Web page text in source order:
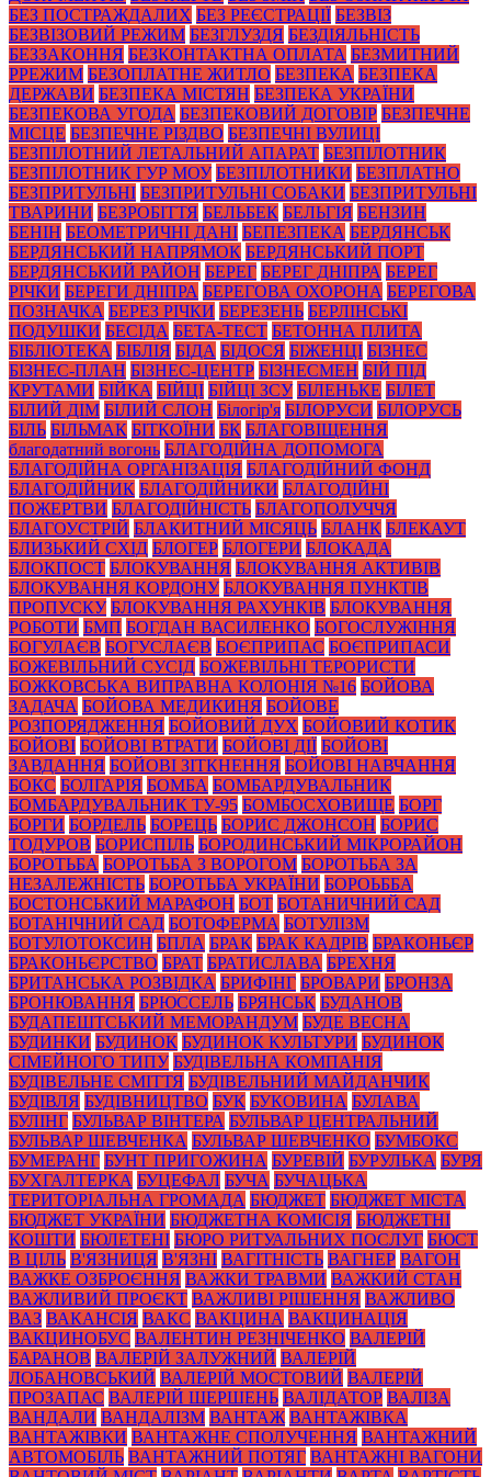
БЕЗ ПОСТРАЖДАЛИХ БЕЗ РЕЄСТРАЦІЇ БЕЗВІЗ
БЕЗВІЗОВИЙ РЕЖИМ БЕЗГЛУЗДЯ БЕЗДІЯЛЬНІСТЬ
БЕЗЗАКОННЯ БЕЗКОНТАКТНА ОПЛАТА БЕЗМИТНИЙ
РРЕЖИМ БЕЗОПЛАТНЕ ЖИТЛО БЕЗПЕКА БЕЗПЕКА
ДЕРЖАВИ БЕЗПЕКА МІСТЯН БЕЗПЕКА УКРАЇНИ
БЕЗПЕКОВА УГОДА БЕЗПЕКОВИЙ ДОГОВІР БЕЗПЕЧНЕ
МІСЦЕ БЕЗПЕЧНЕ РІЗДВО БЕЗПЕЧНІ ВУЛИЦІ
БЕЗПІЛОТНИЙ ЛЕТАЛЬНИЙ АПАРАТ БЕЗПІЛОТНИК
БЕЗПІЛОТНИК ГУР МОУ БЕЗПІЛОТНИКИ БЕЗПЛАТНО
БЕЗПРИТУЛЬНІ БЕЗПРИТУЛЬНІ СОБАКИ БЕЗПРИТУЛЬНІ
ТВАРИНИ БЕЗРОБІТТЯ БЕЛЬБЕК БЕЛЬГІЯ БЕНЗИН
БЕНІН БЕОМЕТРИЧНІ ДАНІ БЕПЕЗПЕКА БЕРДЯНСЬК
БЕРДЯНСЬКИЙ НАПРЯМОК БЕРДЯНСЬКИЙ ПОРТ
БЕРДЯНСЬКИЙ РАЙОН БЕРЕГ БЕРЕГ ДНІПРА БЕРЕГ
РІЧКИ БЕРЕГИ ДНІПРА БЕРЕГОВА ОХОРОНА БЕРЕГОВА
ПОЗНАЧКА БЕРЕЗ РІЧКИ БЕРЕЗЕНЬ БЕРЛІНСЬКІ
ПОДУШКИ БЕСІДА БЕТА-ТЕСТ БЕТОННА ПЛИТА
БІБЛІОТЕКА БІБЛІЯ БІДА БІДОСЯ БІЖЕНЦІ БІЗНЕС
БІЗНЕС-ПЛАН БІЗНЕС-ЦЕНТР БІЗНЕСМЕН БІЙ ПІД
КРУТАМИ БІЙКА БІЙЦІ БІЙЦІ ЗСУ БІЛЕНЬКЕ БІЛЕТ
БІЛИЙ ДІМ БІЛИЙ СЛОН Білогір'я БІЛОРУСИ БІЛОРУСЬ
БІЛЬ БІЛЬМАК БІТКОЇНИ БК БЛАГОВІЩЕННЯ
благодатний вогонь БЛАГОДІЙНА ДОПОМОГА
БЛАГОДІЙНА ОРГАНІЗАЦІЯ БЛАГОДІЙНИЙ ФОНД
БЛАГОДІЙНИК БЛАГОДІЙНИКИ БЛАГОДІЙНІ
ПОЖЕРТВИ БЛАГОДІЙНІСТЬ БЛАГОПОЛУЧЧЯ
БЛАГОУСТРІЙ БЛАКИТНИЙ МІСЯЦЬ БЛАНК БЛЕКАУТ
БЛИЗЬКИЙ СХІД БЛОГЕР БЛОГЕРИ БЛОКАДА
БЛОКПОСТ БЛОКУВАННЯ БЛОКУВАННЯ АКТИВІВ
БЛОКУВАННЯ КОРДОНУ БЛОКУВАННЯ ПУНКТІВ
ПРОПУСКУ БЛОКУВАННЯ РАХУНКІВ БЛОКУВАННЯ
РОБОТИ БМП БОГДАН ВАСИЛЕНКО БОГОСЛУЖІННЯ
БОГУЛАЄВ БОГУСЛАЄВ БОЄПРИПАС БОЄПРИПАСИ
БОЖЕВІЛЬНИЙ СУСІД БОЖЕВІЛЬНІ ТЕРОРИСТИ
БОЖКОВСЬКА ВИПРАВНА КОЛОНІЯ №16 БОЙОВА
ЗАДАЧА БОЙОВА МЕДИКИНЯ БОЙОВЕ
РОЗПОРЯДЖЕННЯ БОЙОВИЙ ДУХ БОЙОВИЙ КОТИК
БОЙОВІ БОЙОВІ ВТРАТИ БОЙОВІ ДІЇ БОЙОВІ
ЗАВДАННЯ БОЙОВІ ЗІТКНЕННЯ БОЙОВІ НАВЧАННЯ
БОКС БОЛГАРІЯ БОМБА БОМБАРДУВАЛЬНИК
БОМБАРДУВАЛЬНИК ТУ-95 БОМБОСХОВИЩЕ БОРГ
БОРГИ БОРДЕЛЬ БОРЕЦЬ БОРИС ДЖОНСОН БОРИС
ТОДУРОВ БОРИСПІЛЬ БОРОДИНСЬКИЙ МІКРОРАЙОН
БОРОТЬБА БОРОТЬБА З ВОРОГОМ БОРОТЬБА ЗА
НЕЗАЛЕЖНІСТЬ БОРОТЬБА УКРАЇНИ БОРОЬББА
БОСТОНСЬКИЙ МАРАФОН БОТ БОТАНИЧНИЙ САД
БОТАНІЧНИЙ САД БОТОФЕРМА БОТУЛІЗМ
БОТУЛОТОКСИН БПЛА БРАК БРАК КАДРІВ БРАКОНЬЄР
БРАКОНЬЄРСТВО БРАТ БРАТИСЛАВА БРЕХНЯ
БРИТАНСЬКА РОЗВІДКА БРИФІНГ БРОВАРИ БРОНЗА
БРОНЮВАННЯ БРЮССЕЛЬ БРЯНСЬК БУДАНОВ
БУДАПЕШТСЬКИЙ МЕМОРАНДУМ БУДЕ ВЕСНА
БУДИНКИ БУДИНОК БУДИНОК КУЛЬТУРИ БУДИНОК
СІМЕЙНОГО ТИПУ БУДІВЕЛЬНА КОМПАНІЯ
БУДІВЕЛЬНЕ СМІТТЯ БУДІВЕЛЬНИЙ МАЙДАНЧИК
БУДІВЛЯ БУДІВНИЦТВО БУК БУКОВИНА БУЛАВА
БУЛІНГ БУЛЬВАР ВІНТЕРА БУЛЬВАР ЦЕНТРАЛЬНИЙ
БУЛЬВАР ШЕВЧЕНКА БУЛЬВАР ШЕВЧЕНКО БУМБОКС
БУМЕРАНГ БУНТ ПРИГОЖИНА БУРЕВІЙ БУРУЛЬКА БУРЯ
БУХГАЛТЕРКА БУЦЕФАЛ БУЧА БУЧАЦЬКА
ТЕРИТОРІАЛЬНА ГРОМАДА БЮДЖЕТ БЮДЖЕТ МІСТА
БЮДЖЕТ УКРАЇНИ БЮДЖЕТНА КОМІСІЯ БЮДЖЕТНІ
КОШТИ БЮЛЕТЕНІ БЮРО РИТУАЛЬНИХ ПОСЛУГ БЮСТ
В ЦІЛЬ В'ЯЗНИЦЯ В'ЯЗНІ ВАГІТНІСТЬ ВАГНЕР ВАГОН
ВАЖКЕ ОЗБРОЄННЯ ВАЖКИ ТРАВМИ ВАЖКИЙ СТАН
ВАЖЛИВИЙ ПРОЄКТ ВАЖЛИВІ РІШЕННЯ ВАЖЛИВО
ВАЗ ВАКАНСІЯ ВАКС ВАКЦИНА ВАКЦИНАЦІЯ
ВАКЦИНОБУС ВАЛЕНТИН РЕЗНІЧЕНКО ВАЛЕРІЙ
БАРАНОВ ВАЛЕРІЙ ЗАЛУЖНИЙ ВАЛЕРІЙ
ЛОБАНОВСЬКИЙ ВАЛЕРІЙ МОСТОВИЙ ВАЛЕРІЙ
ПРОЗАПАС ВАЛЕРІЙ ШЕРШЕНЬ ВАЛІДАТОР ВАЛІЗА
ВАНДАЛИ ВАНДАЛІЗМ ВАНТАЖ ВАНТАЖІВКА
ВАНТАЖІВКИ ВАНТАЖНЕ СПОЛУЧЕННЯ ВАНТАЖНИЙ
АВТОМОБІЛЬ ВАНТАЖНИЙ ПОТЯГ ВАНТАЖНІ ВАГОНИ